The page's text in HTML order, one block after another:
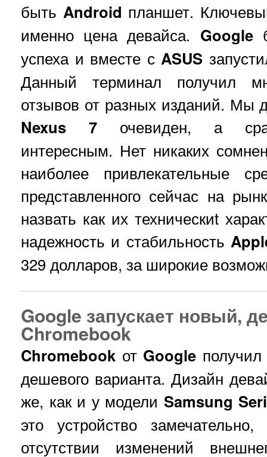
быть Android планшет.
именно цена девайса. Google
успеха и вместе с ASUS
Данный терминал получил
отзывов от разных изданий. Мы
Nexus 7 очевиден, а
интересным. Нет никаких
наиболее привлекательные
представленного сейчас на
назвать как их техническиt
надежность и стабильность
329 долларов, за широкие
Google запускает новый,
Chromebook
Chromebook от Google
дешевого варианта. Дизайн
же, как и у модели Samsung
это устройство
отсутствии изменений